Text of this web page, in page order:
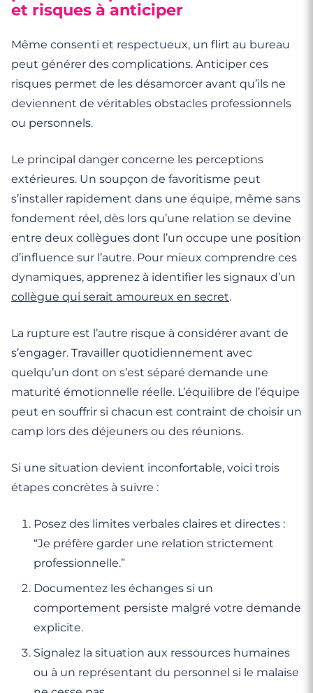
et risques à anticiper
Même consenti et respectueux, un flirt au bureau
peut générer des complications. Anticiper ces
risques permet de les désamorcer avant qu’ils ne
deviennent de véritables obstacles professionnels
ou personnels.
Le principal danger concerne les perceptions
extérieures. Un soupçon de favoritisme peut
s’installer rapidement dans une équipe, même sans
fondement réel, dès lors qu’une relation se devine
entre deux collègues dont l’un occupe une position
d’influence sur l’autre. Pour mieux comprendre ces
dynamiques, apprenez à identifier les signaux d’un
collègue qui serait amoureux en secret.
La rupture est l’autre risque à considérer avant de
s’engager. Travailler quotidiennement avec
quelqu’un dont on s’est séparé demande une
maturité émotionnelle réelle. L’équilibre de l’équipe
peut en souffrir si chacun est contraint de choisir un
camp lors des déjeuners ou des réunions.
Si une situation devient inconfortable, voici trois
étapes concrètes à suivre :
Posez des limites verbales claires et directes :
“Je préfère garder une relation strictement
professionnelle.”
Documentez les échanges si un
comportement persiste malgré votre demande
explicite.
Signalez la situation aux ressources humaines
ou à un représentant du personnel si le malaise